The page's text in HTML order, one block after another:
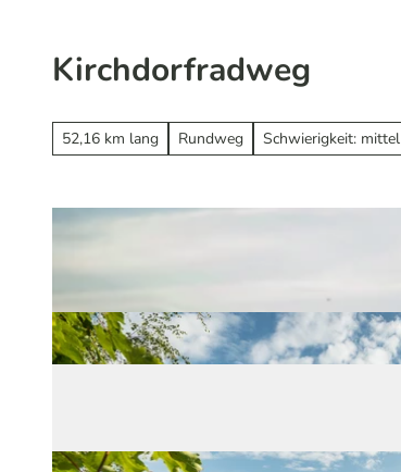
Kirchdorfradweg
52,16 km lang Rundweg Schwierigkeit: mittel